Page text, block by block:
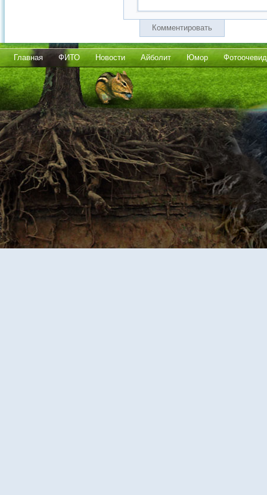
Комментировать
Главная ФИТО Новости Айболит Юмор